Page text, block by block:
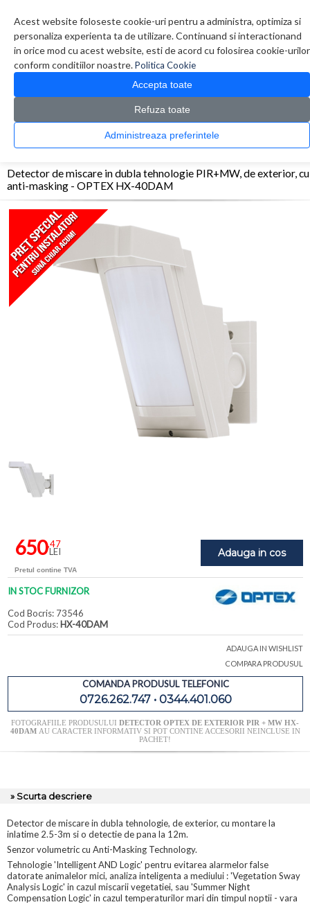
Acest website foloseste cookie-uri pentru a administra, optimiza si
personaliza experienta ta de utilizare. Continuand si interactionand
in orice mod cu acest website, esti de acord cu folosirea cookie-urilor
conform conditiilor noastre.Politica Cookie
Accepta toate
Refuza toate
Administreaza preferintele
0 produs(e)
CATALOG PRODUSE
Efractie - Alarma > Detectori exterior > Detector de miscare in dubla
Detector de miscare in dubla tehnologie PIR+MW, de exterior, cu
anti-masking - OPTEX HX-40DAM
Adauga in cos
650,47
LEI
Pretul contine TVA
IN STOC FURNIZOR
Cod Bocris: 73546
Cod Produs: HX-40DAM
ADAUGA IN WISHLIST
COMPARA PRODUSUL
COMANDA PRODUSUL TELEFONIC
0726.262.747 • 0344.401.060
FOTOGRAFIILE PRODUSULUI DETECTOR OPTEX DE EXTERIOR PIR + MW HX-
40DAM AU CARACTER INFORMATIV SI POT CONTINE ACCESORII NEINCLUSE IN
PACHET!
» Scurta descriere
Detector de miscare in dubla tehnologie, de exterior, cu montare la
inlatime 2.5-3m si o detectie de pana la 12m.
Senzor volumetric cu Anti-Masking Technology.
Tehnologie 'Intelligent AND Logic' pentru evitarea alarmelor false
datorate animalelor mici, analiza inteligenta a mediului : 'Vegetation Sway
Analysis Logic' in cazul miscarii vegetatiei, sau 'Summer Night
Compensation Logic' in cazul temperaturilor mari din timpul noptii - vara